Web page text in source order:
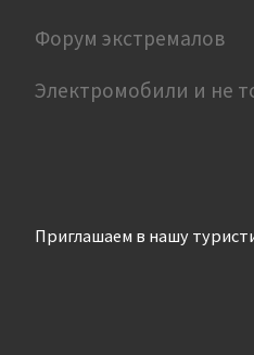
Форум экстремалов
Электромобили и не
Приглашаем в нашу